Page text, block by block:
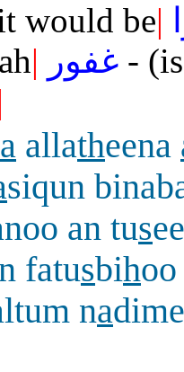
would be|
| غفور -
|
a allatheena
siqun
an tus
fatusbih
na